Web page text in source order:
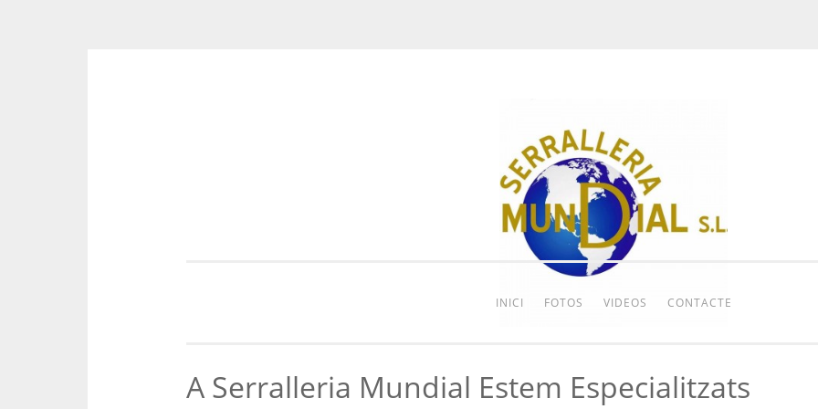
INICI FOTOS VIDEOS CONTACTE
A Serralleria Mundial Estem Especialitzats